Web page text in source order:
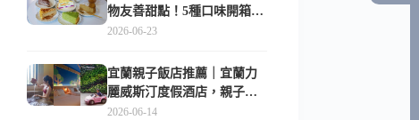
物友善甜點！5種口味開箱，
比Lady M便宜一半的台北隱
2026-06-23
宜蘭親子飯店推薦｜宜蘭力
麗威斯汀度假酒店，親子
房、Buffet、泳池、兒童俱樂
2026-06-14